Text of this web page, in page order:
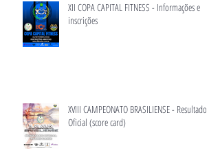
XII COPA CAPITAL FITNESS - Informações e
inscrições
XVIII CAMPEONATO BRASILIENSE - Resultado
Oficial (score card)